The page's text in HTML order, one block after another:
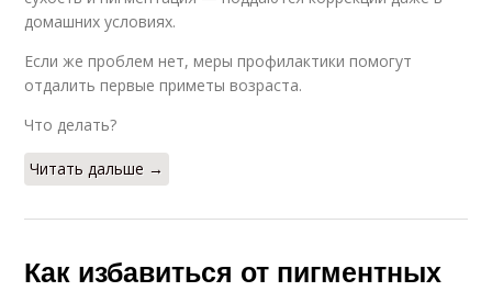
домашних условиях.
Если же проблем нет, меры профилактики помогут
отдалить первые приметы возраста.
Что делать?
Читать дальше →
Как избавиться от пигментных